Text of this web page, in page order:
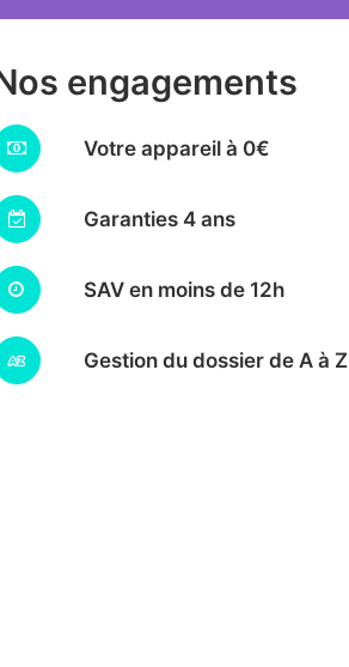
engagements
Votre appareil à 0€
Garanties 4 ans
SAV en moins de 12h
Gestion du dossier de A à Z